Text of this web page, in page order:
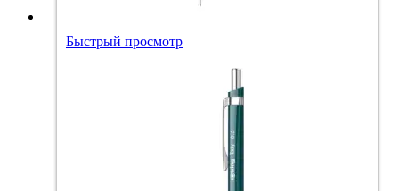
Быстрый просмотр